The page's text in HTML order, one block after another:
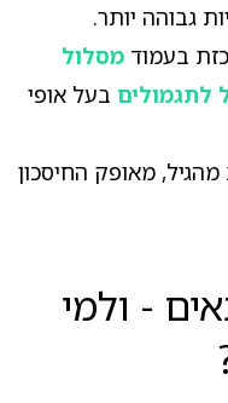
גבוהה יותר.
בעמוד מסלול
לתגמולים בעל אופי
מאופק החיסכון
- ולמי